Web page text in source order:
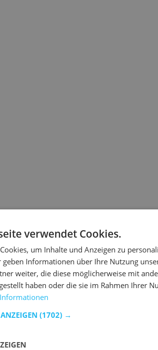
verwendet Cookies.
um Inhalte und Anzeigen zu
geben Informationen über Ihre Nutzung
weiter, die diese möglicherweise mit
haben oder die sie im Rahmen Ihrer
(1702) →